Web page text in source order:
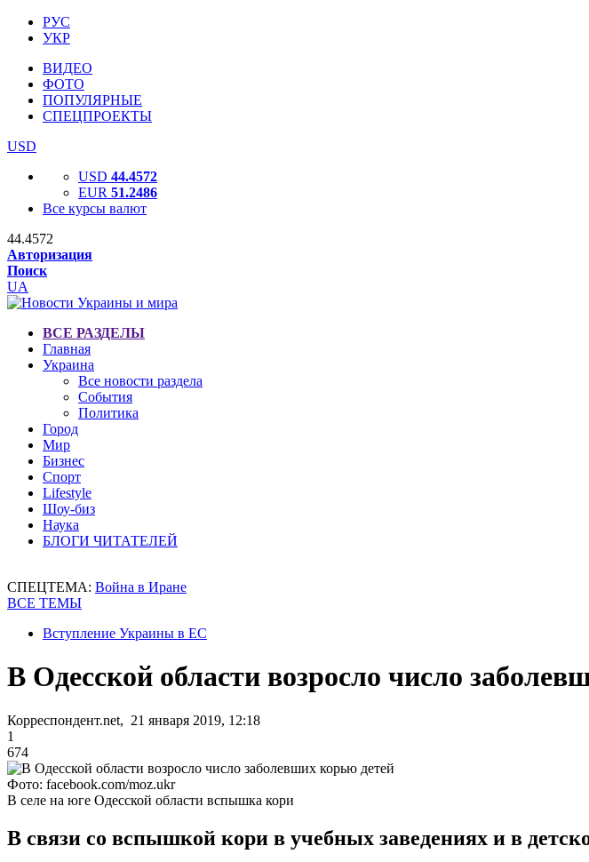
РУС
УКР
ВИДЕО
ФОТО
ПОПУЛЯРНЫЕ
СПЕЦПРОЕКТЫ
USD
USD 44.4572
EUR 51.2486
Все курсы валют
44.4572
Авторизация
Поиск
UA
ВСЕ РАЗДЕЛЫ
Главная
Украина
Все новости раздела
События
Политика
Город
Мир
Бизнес
Спорт
Lifestyle
Шоу-биз
Наука
БЛОГИ ЧИТАТЕЛЕЙ
СПЕЦТЕМА: Война в Иране
ВСЕ ТЕМЫ
Вступление Украины в ЕС
В Одесской области возросло число
Корреспондент.net, 21 января 2019, 12:18
1
674
Фото: facebook.com/moz.ukr
В селе на юге Одесской области вспышка кори
В связи со вспышкой кори в учебных заведениях и в